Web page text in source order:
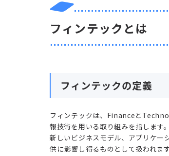
フィンテックとは
フィンテックの定義
フィンテックは、Financeと
報技術を用いる取り組みを指します
新しいビジネスモデル、アプリケー
供に影響し得るものとして扱われます